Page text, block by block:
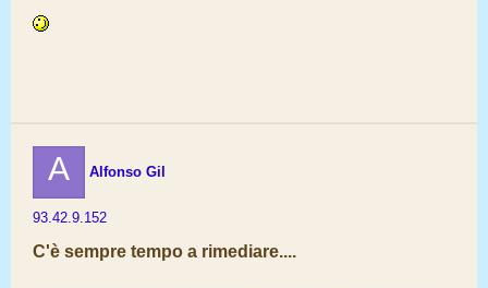
A Alfonso Gil
93.42.9.152
C'è sempre tempo a rimediare....